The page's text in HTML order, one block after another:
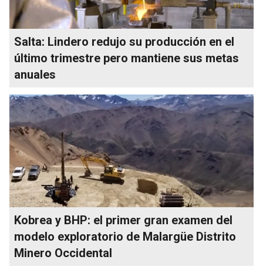
Salta: Lindero redujo su producción en el
último trimestre pero mantiene sus metas
anuales
Kobrea y BHP: el primer gran examen del
modelo exploratorio de Malargüe Distrito
Minero Occidental